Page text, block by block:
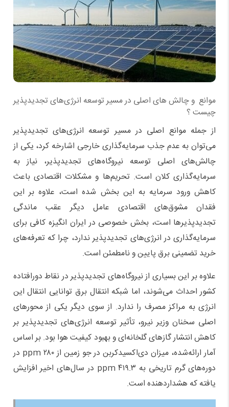
موانع و چالش های اصلی در مسیر توسعه انرژی‌های تجدیدپذیر
چیست ؟
از جمله موانع اصلی در مسیر توسعه انرژی‌های تجدیدپذیر
می‌توان به عدم جذب سرمایه‌گذاری خارجی اشارخه کرد، یکی از
چالش‌های اصلی توسعه نیروگاه‌های تجدیدپذیر، نیاز به
سرمایه‌گذاری کلان است. تحریم‌ها و مشکلات اقتصادی باعث
کاهش ورود سرمایه به این بخش شده است، علاوه بر این
فقدان مشوق‌های اقتصادی عامل دیگر عقب ماندگی
تجدیدپذیرها است، بخش خصوصی در ایران انگیزه کافی برای
سرمایه‌گذاری در انرژی‌های تجدیدپذیر ندارد، چرا که تعرفه‌های
خرید تضمینی برق پایین و نامطمئن است.
علاوه بر این بسیاری از نیروگاه‌های تجدیدپذیر در نقاط دورافتاده
کشور احداث می‌شوند، اما شبکه انتقال برق توانایی انتقال این
انرژی به مراکز مصرف را ندارد. از سوی دیگر یکی از محورهای
اصلی سخنان وزیر نیرو، تأثیر توسعه انرژی‌های تجدیدپذیر بر
کاهش انتشار گازهای گلخانه‌ای و بهبود کیفیت هوا بود. بر اساس
آمار ارائه‌شده، میزان دی‌اکسیدکربن در جو زمین از ۲۸۰ ppm در
دوره‌های گرم تاریخی به ۴۱۹.۳ ppm در سال‌های اخیر افزایش
یافته که هشداردهنده است.